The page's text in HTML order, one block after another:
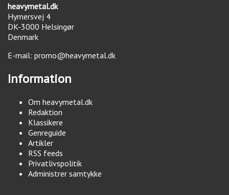
heavymetal.dk
Hymersvej 4
DK-3000 Helsingør
Denmark
E-mail: promo@heavymetal.dk
Information
Om heavymetal.dk
Redaktion
Klassikere
Genreguide
Artikler
RSS feeds
Privatlivspolitik
Administrer samtykke